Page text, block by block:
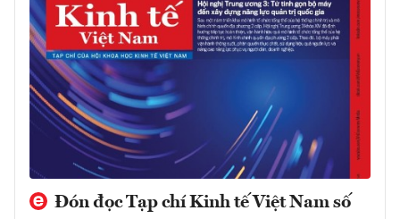
Đón đọc Tạp chí Kinh tế Việt Nam số